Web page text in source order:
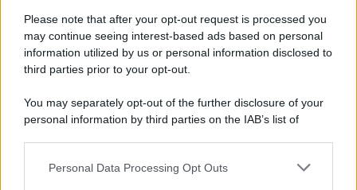
Please note that after your opt-out request is processed you
may continue seeing interest-based ads based on personal
information utilized by us or personal information disclosed to
third parties prior to your opt-out.
You may separately opt-out of the further disclosure of your
personal information by third parties on the IAB’s list of
This information may also be disclosed by us to third parties
Personal Data Processing Opt Outs